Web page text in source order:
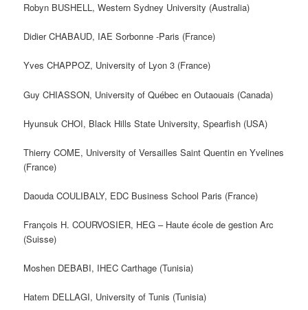
Robyn BUSHELL, Western Sydney University (Australia)
Didier CHABAUD, IAE Sorbonne -Paris (France)
Yves CHAPPOZ, University of Lyon 3 (France)
Guy CHIASSON, University of Québec en Outaouais (Canada)
Hyunsuk CHOI, Black Hills State University, Spearfish (USA)
Thierry COME, University of Versailles Saint Quentin en Yvelines
(France)
Daouda COULIBALY, EDC Business School Paris (France)
François H. COURVOSIER, HEG – Haute école de gestion Arc
(Suisse)
Moshen DEBABI, IHEC Carthage (Tunisia)
Hatem DELLAGI, University of Tunis (Tunisia)